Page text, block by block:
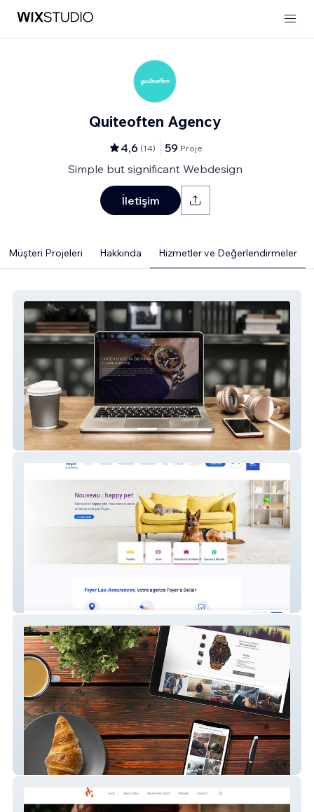
Quiteoften Agency
4,6 (14) 59 Proje
Simple but significant Webdesign
İletişim
Müşteri Projeleri Hakkında Hizmetler ve Değerlendirmeler
Constantin Weisz
Foyer Lux-assurances
Timber&Jack